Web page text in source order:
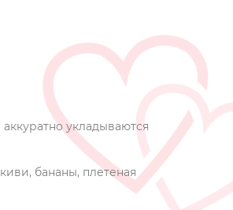
укладываются
бананы, плетеная